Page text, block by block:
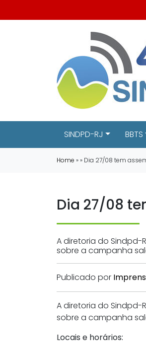
SINDPD-RJ BBTS
Home » » Dia 27/08 tem
Dia 27/08
A diretoria do
sobre a campanha
Publicado por
A diretoria do
sobre a campanha
Locais e horários: